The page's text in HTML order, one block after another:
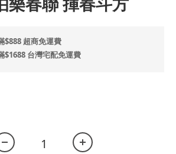
$888 超商免運費
$1688 台灣宅配免運費